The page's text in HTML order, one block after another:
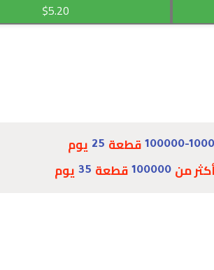
$5.20
100000-1000 قطعة 25 يوم
من 100000 قطعة 35 يوم